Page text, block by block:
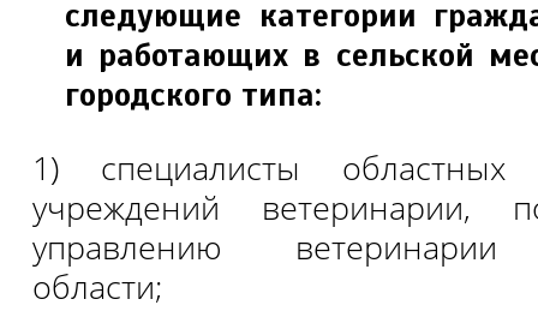
следующие категории
и работающих в сельской
городского типа:
1) специалисты областных
учреждений ветеринарии,
управлению ветеринарии
области;